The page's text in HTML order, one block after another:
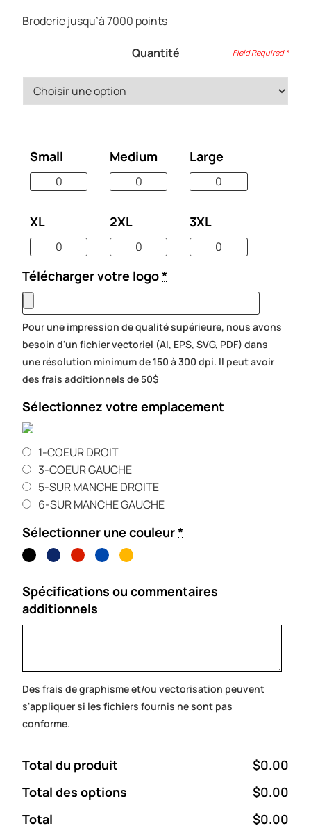
Broderie jusqu’à 7000 points
Quantité
Small Medium Large
XL 2XL 3XL
Télécharger votre logo*
Pour une impression de qualité supérieure, nous avons
besoin d'un fichier vectoriel (AI, EPS, SVG, PDF) dans
une résolution minimum de 150 à 300 dpi. Il peut avoir
des frais additionnels de 50$
Sélectionnez votre emplacement
1-COEUR DROIT
3-COEUR GAUCHE
5-SUR MANCHE DROITE
6-SUR MANCHE GAUCHE
Sélectionner une couleur*
Spécifications ou commentaires
additionnels
Des frais de graphisme et/ou vectorisation peuvent
s'appliquer si les fichiers fournis ne sont pas
conforme.
Total du produit
$0.00
Total des options
$0.00
Total
$0.00